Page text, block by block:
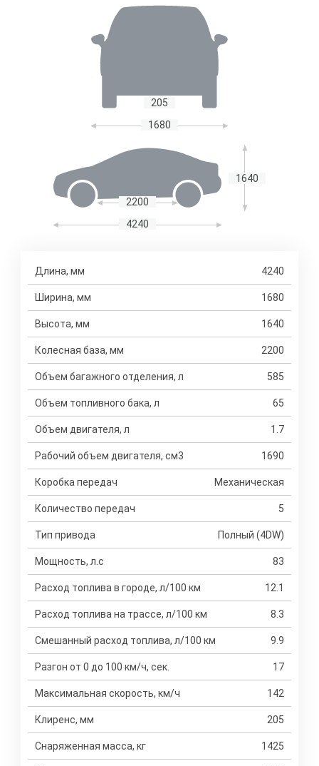
205
1680
2200
1640
4240
Длина, мм 4240
Ширина, мм 1680
Высота, мм 1640
Колесная база, мм 2200
Объем багажного отделения, л 585
Объем топливного бака, л 65
Объем двигателя, л 1.7
Рабочий объем двигателя, см3 1690
Коробка передач Механическая
Количество передач 5
Тип привода Полный (4DW)
Мощность, л.с 83
Расход топлива в городе, л/100 км 12.1
Расход топлива на трассе, л/100 км 8.3
Смешанный расход топлива, л/100 км 9.9
Разгон от 0 до 100 км/ч, сек. 17
Максимальная скорость, км/ч 142
Клиренс, мм 205
Снаряженная масса, кг 1425